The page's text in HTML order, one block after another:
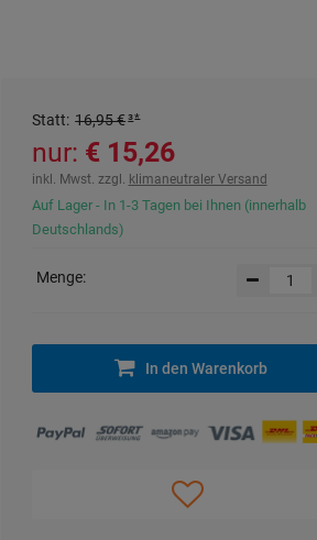
Statt: 16,95 €³
nur: 15,26 €
inkl. Mwst. zzgl. klimaneutraler Versand
Auf Lager - In 1-3 Tagen bei Ihnen (innerhalb
Deutschlands)
Menge:
In den Warenkorb